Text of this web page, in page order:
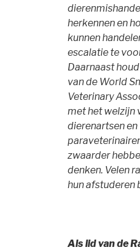
herkennen en
kunnen
escalatie te
Daarnaast
van de World
Veterinary
met het welzijn
dierenartsen en
zwaarder
denken. Velen
hun afstuderen
Als lid van de